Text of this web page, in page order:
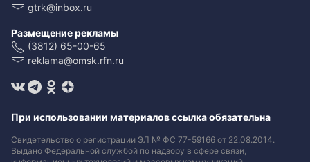
gtrk@inbox.ru
Размещение рекламы
(3812) 65-00-65
reklama@omsk.rfn.ru
При использовании материалов ссылка обязательна
Свидетельство о регистрации ЭЛ № ФС 77-59166 от 22.08.2014.
Выдано Федеральной службой по надзору в сфере связи,